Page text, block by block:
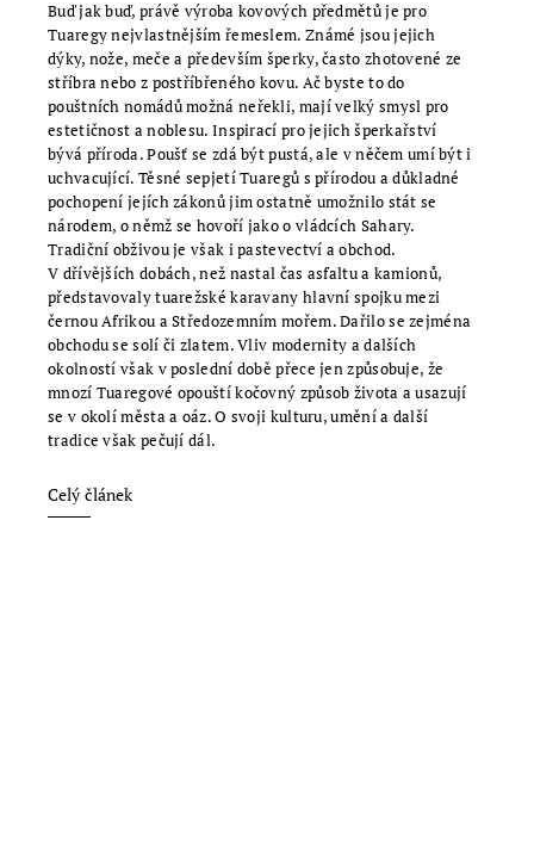
Buď jak buď, právě výroba kovových předmětů je pro
Tuaregy nejvlastnějším řemeslem. Známé jsou jejich
dýky, nože, meče a především šperky, často zhotovené ze
stříbra nebo z postříbřeného kovu. Ač byste to do
pouštních nomádů možná neřekli, mají velký smysl pro
estetičnost a noblesu. Inspirací pro jejich šperkařství
bývá příroda. Poušť se zdá být pustá, ale v něčem umí být i
uchvacující. Těsné sepjetí Tuaregů s přírodou a důkladné
pochopení jejích zákonů jim ostatně umožnilo stát se
národem, o němž se hovoří jako o vládcích Sahary.
Tradiční obživou je však i pastevectví a obchod.
V dřívějších dobách, než nastal čas asfaltu a kamionů,
představovaly tuarežské karavany hlavní spojku mezi
černou Afrikou a Středozemním mořem. Dařilo se zejména
obchodu se solí či zlatem. Vliv modernity a dalších
okolností však v poslední době přece jen způsobuje, že
mnozí Tuaregové opouští kočovný způsob života a usazují
se v okolí města a oáz. O svoji kulturu, umění a další
tradice však pečují dál.
Celý článek